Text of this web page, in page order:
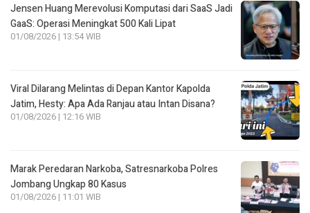
Jensen Huang Merevolusi Komputasi dari SaaS Jadi
GaaS: Operasi Meningkat 500 Kali Lipat
01/08/2026 | 13:54 WIB
Viral Dilarang Melintas di Depan Kantor Kapolda
Jatim, Hesty: Apa Ada Ranjau atau Intan Disana?
01/08/2026 | 12:16 WIB
Marak Peredaran Narkoba, Satresnarkoba Polres
Jombang Ungkap 80 Kasus
01/08/2026 | 11:01 WIB